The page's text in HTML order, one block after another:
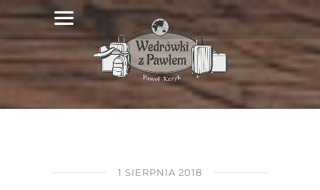
1 SIERPNIA 2018